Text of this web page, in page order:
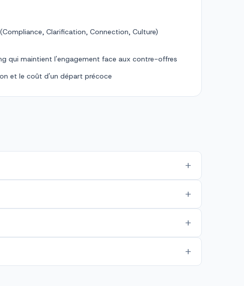
Clarification, Connection, Culture)
qui maintient l'engagement face aux contre-offres
et le coût d'un départ précoce